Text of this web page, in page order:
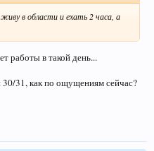
в области и ехать 2 часа, а
работы в такой день...
30/31, как по ощущениям сейчас?